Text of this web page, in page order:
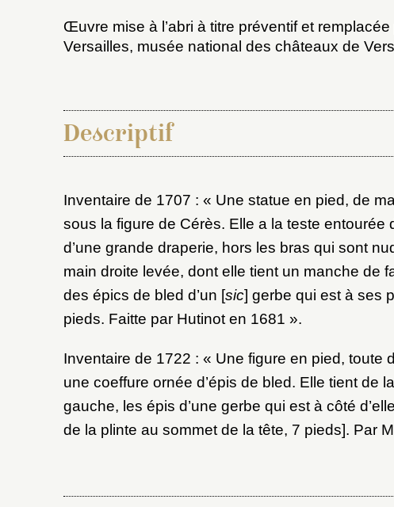
Œuvre mise à l’abri à titre préventif et
Versailles, musée national des châteaux de
Descriptif
Inventaire de 1707 : « Une statue en pied, de
sous la figure de Cérès. Elle a la teste entourée
d’une grande draperie, hors les bras qui sont
main droite levée, dont elle tient un manche de
des épics de bled d’un [sic] gerbe qui est à ses
pieds. Faitte par Hutinot en 1681 ».
Inventaire de 1722 : « Une figure en pied, toute
une coeffure ornée d’épis de bled. Elle tient de
gauche, les épis d’une gerbe qui est à côté
de la plinte au sommet de la tête, 7 pieds]. Par
Choix du dossier où
Nom du dossier
Valider
Connexion
Courriel
Mot de passe